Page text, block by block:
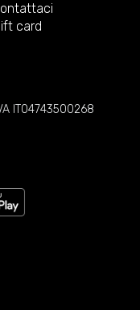
card
IT04743500268